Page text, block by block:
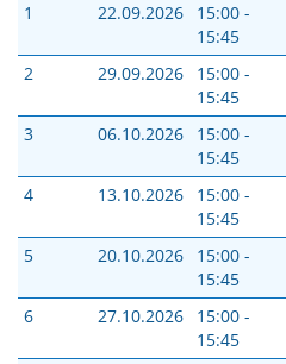
1
22.09.2026
15:00 -
15:45
2 29.09.2026
15:00 -
15:45
3 06.10.2026
15:00 -
15:45
4 13.10.2026
15:00 -
15:45
5 20.10.2026
15:00 -
15:45
6 27.10.2026
15:00 -
15:45